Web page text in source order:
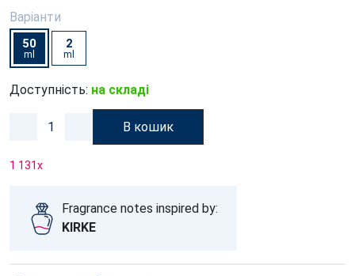
Варіанти
50
ml
2
ml
Доступність: на складі
В кошик
1 131x
Fragrance notes inspired by:
KIRKE